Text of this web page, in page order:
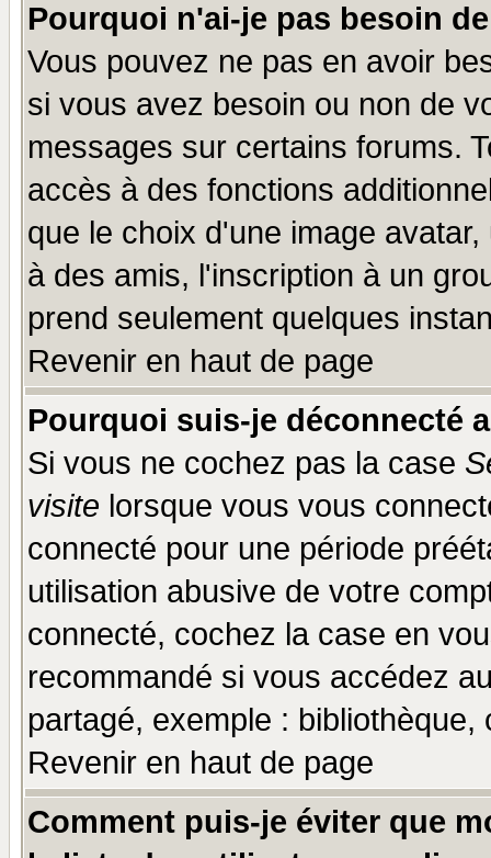
Pourquoi n'ai-je pas besoin
Vous pouvez ne pas en avoir
si vous avez besoin ou non de
messages sur certains forums.
accès à des fonctions
que le choix d'une image
à des amis, l'inscription à un
prend seulement quelques
Revenir en haut de page
Pourquoi suis-je déconnecté
Si vous ne cochez pas la case
visite lorsque vous vous
connecté pour une période
utilisation abusive de votre
connecté, cochez la case en
recommandé si vous accédez
partagé, exemple :
Revenir en haut de page
Comment puis-je éviter que